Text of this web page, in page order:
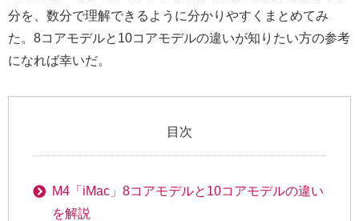
分を、数分で理解できるように分かりやすくまとめてみ
た。8コアモデルと10コアモデルの違いが知りたい方の参考
になれば幸いだ。
目次
M4「iMac」8コアモデルと10コアモデルの違い
を解説